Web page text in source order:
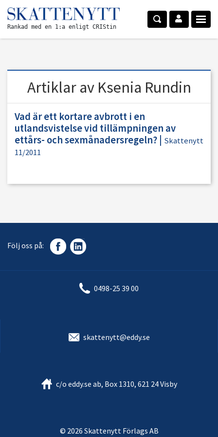
Rankad med en 1:a enligt CRIStin
Artiklar av Ksenia Rundin
Vad är ett kortare avbrott i en
utlandsvistelse vid tillämpningen av
ettårs- och sexmånadersregeln?
Skattenytt
11/2011
Följ oss på:
0498-25 39 00
skattenytt@eddy.se
c/o eddy.se ab, Box 1310, 621 24 Visby
© 2026 Skattenytt Förlags AB